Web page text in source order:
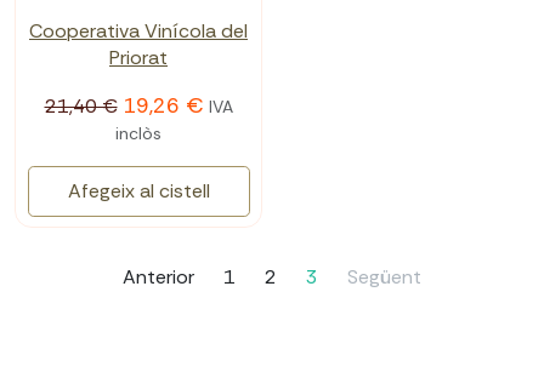
Cooperativa Vinícola del
Priorat
21,40 € 19,26 € IVA
inclòs
Afegeix al cistell
Anterior 1 2 3 Següent